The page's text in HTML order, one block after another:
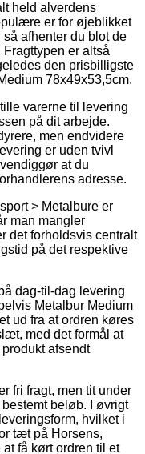
held alverdens
er for øjeblikket
afhenter du blot de
er altså
den prisbilligste
78x49x53,5cm.
varerne til levering
på dit arbejde.
men endvidere
er uden tvivl
at du
adresse.
> Metalbure er
man mangler
det forholdsvis centralt
på det respektive
dag-til-dag levering
Metalbur Medium
ud fra at ordren køres
med det formål at
afsendt
fri fragt, men tit under
beløb. I øvrigt
hvilket i
tæt på Horsens,
få kørt ordren til et